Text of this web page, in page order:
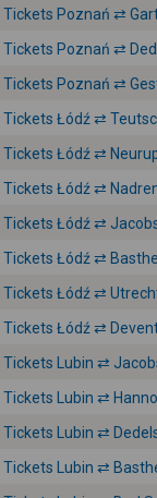
Tickets Poznań ⇄
Tickets Poznań ⇄
Tickets Poznań ⇄
Tickets Łódź ⇄
Tickets Łódź ⇄
Tickets Łódź ⇄
Tickets Łódź ⇄
Tickets Łódź ⇄
Tickets Łódź ⇄
Tickets Łódź ⇄
Tickets Lubin ⇄
Tickets Lubin ⇄
Tickets Lubin ⇄
Tickets Lubin ⇄